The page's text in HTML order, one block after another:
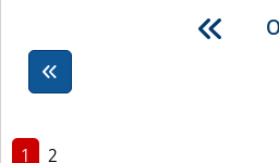
1 2